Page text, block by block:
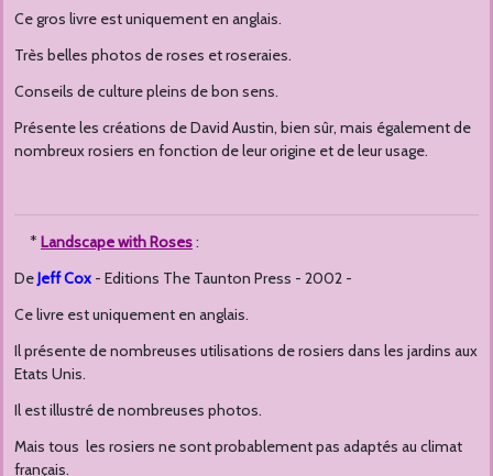
Ce gros livre est uniquement en anglais.
Très belles photos de roses et roseraies.
Conseils de culture pleins de bon sens.
Présente les créations de David Austin, bien sûr, mais également de
nombreux rosiers en fonction de leur origine et de leur usage.
* Landscape with Roses:
DeJeff Cox - Editions The Taunton Press - 2002 -
Ce livre est uniquement en anglais.
Il présente de nombreuses utilisations de rosiers dans les jardins aux
Etats Unis.
Il est illustré de nombreuses photos.
Mais tous les rosiers ne sont probablement pas adaptés au climat
français.